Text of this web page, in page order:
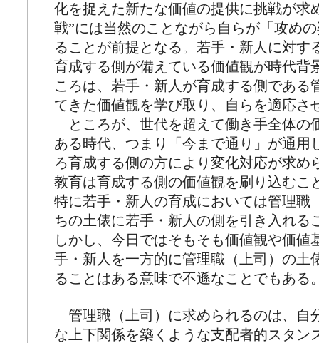
化を捉えた新たな価値の提供に挑戦が求
戦”には当然のことながら自らが「攻め
ることが前提となる。若手・新人に対す
育成する側が備えている価値観が時代背
ころは、若手・新人が育成する側である
てきた価値観を学び取り、自らを適応さ
ところが、世代を超えて働き手全体の
ある時代、つまり「今まで通り」が通用
ろ育成する側の方により変化対応が求め
教育は育成する側の価値観を刷り込むこ
特に若手・新人の育成においては管理職
ちの土俵に若手・新人の側を引き入れる
しかし、今日ではそもそも価値観や価値
手・新人を一方的に管理職（上司）の土
ることはある意味で不遜なことでもある
管理職（上司）に求められるのは、自
な上下関係を築くような支配者的スタン